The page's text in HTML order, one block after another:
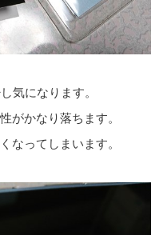
気になります。
がかなり落ちます。
なってしまいます。